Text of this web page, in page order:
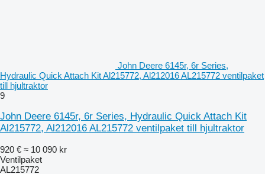
John Deere 6145r, 6r Series,
Hydraulic Quick Attach Kit Al215772, Al212016 AL215772 ventilpaket
till hjultraktor
9
John Deere 6145r, 6r Series, Hydraulic Quick Attach Kit
Al215772, Al212016 AL215772 ventilpaket till hjultraktor
920 € ≈ 10 090 kr
Ventilpaket
AL215772